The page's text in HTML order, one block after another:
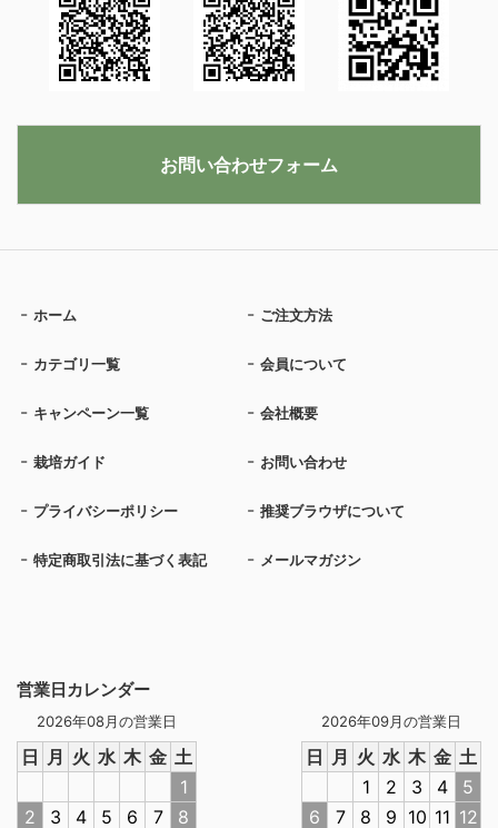
営業日カレンダー
2026年08月の営業日
日 月 火 水 木 金 土
1
2
3 4 5 6 7 8
2026年09月の営業日
日 月 火 水 木 金 土
1
2 3 4
5
6
7 8 9 10 11 12
ホーム ご注文方法
カテゴリ一覧 会員について
キャンペーン一覧 会社概要
栽培ガイド お問い合わせ
プライバシーポリシー 推奨ブラウザについて
特定商取引法に基づく表記 メールマガジン
お問い合わせフォーム